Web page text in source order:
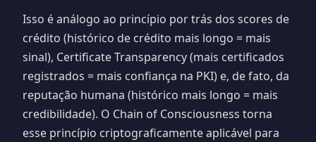
Isso é análogo ao princípio por trás dos scores de
crédito (histórico de crédito mais longo = mais
sinal), Certificate Transparency (mais certificados
registrados = mais confiança na PKI) e, de fato, da
reputação humana (histórico mais longo = mais
credibilidade). O Chain of Consciousness torna
esse princípio criptograficamente aplicável para